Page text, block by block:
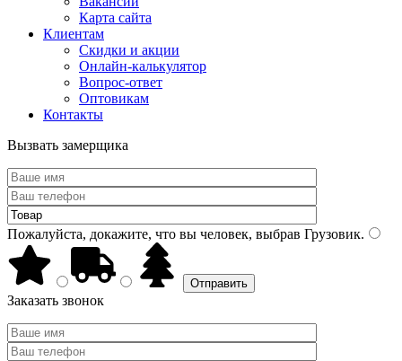
Карта сайта
Клиентам
Скидки и акции
Онлайн-калькулятор
Вопрос-ответ
Оптовикам
Контакты
Вызвать замерщика
Пожалуйста, докажите, что вы человек, выбрав Грузовик.
Заказать звонок